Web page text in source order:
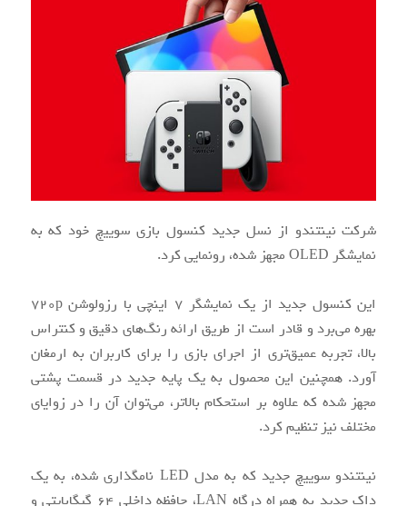
شرکت نینتندو از نسل جدید کنسول بازی سوییچ خود که به
نمایشگر OLED مجهز شده، رونمایی کرد.
این کنسول جدید از یک نمایشگر 7 اینچی با رزولوشن 720p
بهره ‌می‌برد و قادر است از طریق ارائه رنگ‌‌های دقیق و کنتراس
بالا، تجربه عمیق‌تری از اجرای بازی را برای کاربران به ارمغان
آورد. همچنین این محصول به یک پایه جدید در قسمت پشتی
مجهز شده که علاوه بر استحکام بالاتر، ‌می‌توان آن را در زوایای
مختلف نیز تنظیم کرد.
نینتندو سوییچ جدید که به مدل LED نامگذاری شده، به یک
داک جدید به همراه درگاه LAN، حافظه داخلی 64 گیگابایتی و